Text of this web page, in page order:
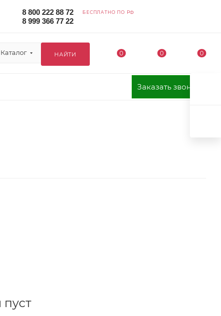
8 800 222 88 72
8 999 366 77 22
БЕСПЛАТНО ПО РФ
НАЙТИ
Каталог 0 0 0
Заказать звонок